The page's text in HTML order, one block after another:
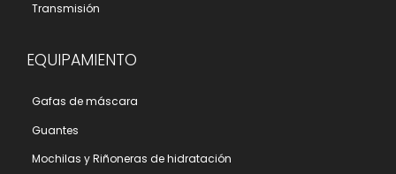
Transmisión
EQUIPAMIENTO
Gafas de máscara
Guantes
Mochilas y Riñoneras de hidratación